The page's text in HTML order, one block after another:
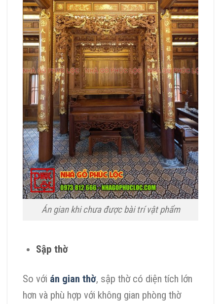
Án gian khi chưa được bài trí vật phẩm
Sập thờ
So với án gian thờ, sập thờ có diện tích lớn
hơn và phù hợp với không gian phòng thờ